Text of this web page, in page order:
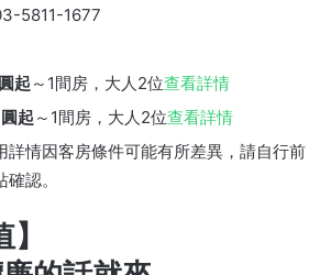
5811-1677
起 ～1間房，大人2位查看詳情
起 ～1間房，大人2位查看詳情
詳情因客房條件可能有所差異，請自行前
認。